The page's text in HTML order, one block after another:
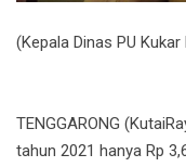
(Kepala Dinas PU Kukar
TENGGARONG
tahun 2021 hanya Rp